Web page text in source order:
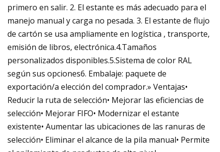
primero en salir. 2. El estante es más adecuado para el
manejo manual y carga no pesada. 3. El estante de flujo
de cartón se usa ampliamente en logística , transporte,
emisión de libros, electrónica.4.Tamaños
personalizados disponibles.5.Sistema de color RAL
según sus opciones6. Embalaje: paquete de
exportación/a elección del comprador.» Ventajas•
Reducir la ruta de selección• Mejorar las eficiencias de
selección• Mejorar FIFO• Modernizar el estante
existente• Aumentar las ubicaciones de las ranuras de
selección• Eliminar el alcance de la pila manual• Permite